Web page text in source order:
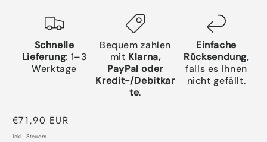
Schnelle
Lieferung: 1–3
Werktage
Bequem zahlen
mit Klarna,
PayPal oder
Kredit-/Debitkar
te.
Einfache
Rücksendung,
falls es Ihnen
nicht gefällt.
Normaler
Preis
€71,90 EUR
Inkl. Steuern.